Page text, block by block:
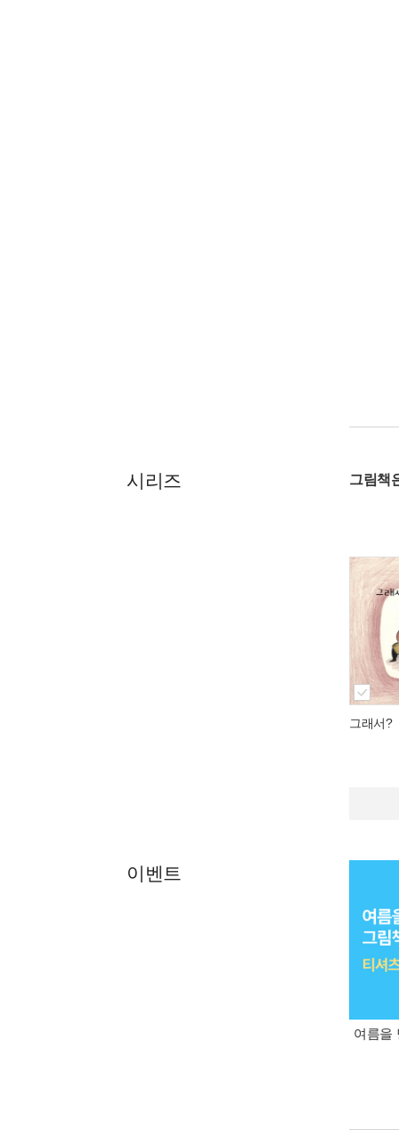
시리즈 그림책
그래서?
이벤트
여름을